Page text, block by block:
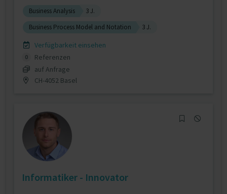
Business Analysis
3 J.
Business Process Model and Notation
3 J.
Verfügbarkeit einsehen
0
Referenzen
auf Anfrage
CH-4052 Basel
Informatiker - Innovator